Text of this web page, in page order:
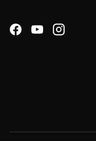
FacebookYouTubeInstagram